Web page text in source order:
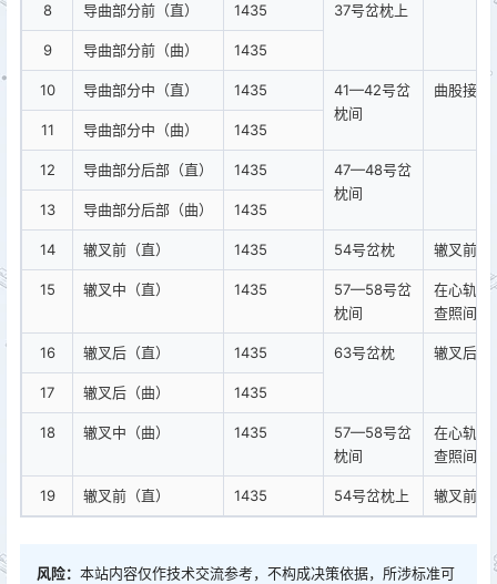
8 导曲部分前（直） 1435 37号岔枕上
9 导曲部分前（曲） 1435
10 导曲部分中（直） 1435
41—42号岔
枕间
曲股接头
11 导曲部分中（曲） 1435
12 导曲部分后部（直） 1435
47—48号岔
枕间
13
导曲部分后部（曲） 1435
14 辙叉前（直） 1435 54号岔枕 辙叉前接
15 辙叉中（直） 1435
57—58号岔
枕间
在心轨
查照间隔
16 辙叉后（直） 1435 63号岔枕 辙叉后接
17 辙叉后（曲） 1435
18 辙叉中（曲） 1435
57—58号岔
枕间
在心轨
查照间隔
19 辙叉前（直） 1435 54号岔枕上 辙叉前接
风险： 本站内容仅作技术交流参考，不构成决策依据，所涉标准可